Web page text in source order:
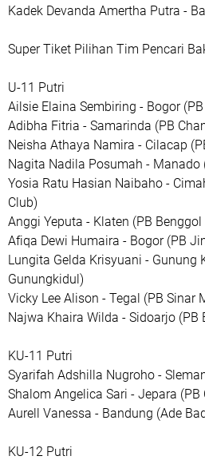
Kadek Devanda Amertha Putra -
Super Tiket Pilihan Tim Pencari
U-11 Putri
Ailsie Elaina Sembiring - Bogor
Adibha Fitria - Samarinda (PB
Neisha Athaya Namira - Cilacap
Nagita Nadila Posumah - Manado
Yosia Ratu Hasian Naibaho -
Club)
Anggi Yeputa - Klaten (PB
Afiqa Dewi Humaira - Bogor (PB
Lungita Gelda Krisyuani - Gunung
Gunungkidul)
Vicky Lee Alison - Tegal (PB Sinar
Najwa Khaira Wilda - Sidoarjo (PB
KU-11 Putri
Syarifah Adshilla Nugroho -
Shalom Angelica Sari - Jepara
Aurell Vanessa - Bandung (Ade
KU-12 Putri